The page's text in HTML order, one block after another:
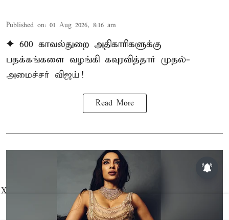
Published on: 01 Aug 2026, 8:16 am
✦ 600 காவல்துறை அதிகாரிகளுக்கு
பதக்கங்களை வழங்கி கவுரவித்தார் முதல்-
அமைச்சர் விஜய்!
Read More
X